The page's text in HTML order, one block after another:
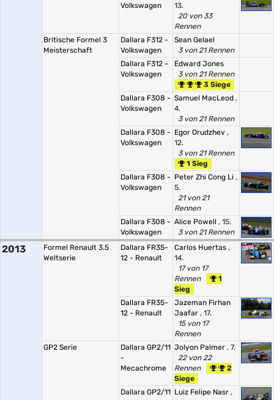
Volkswagen
13.
20 von 33
Rennen
Britische Formel 3
Meisterschaft
Dallara F312 -
Volkswagen
Sean Gelael
3 von 21 Rennen
Dallara F312 -
Volkswagen
Edward Jones
3 von 21 Rennen
3 Siege
Dallara F308 -
Volkswagen
Samuel MacLeod ,
4.
3 von 21 Rennen
Dallara F308 -
Volkswagen
Egor Orudzhev ,
12.
3 von 21 Rennen
1 Sieg
Dallara F308 -
Volkswagen
Peter Zhi Cong Li ,
5.
21 von 21
Rennen
Dallara F308 -
Volkswagen
Alice Powell , 15.
3 von 21 Rennen
2013
Formel Renault 3.5
Weltserie
Dallara FR35-
12 - Renault
Carlos Huertas ,
14.
17 von 17
Rennen
1
Sieg
Dallara FR35-
12 - Renault
Jazeman Firhan
Jaafar , 17.
15 von 17
Rennen
GP2 Serie
Dallara GP2/11
-
Mecachrome
Jolyon Palmer , 7.
22 von 22
Rennen
2
Siege
Dallara GP2/11 Luiz Felipe Nasr ,